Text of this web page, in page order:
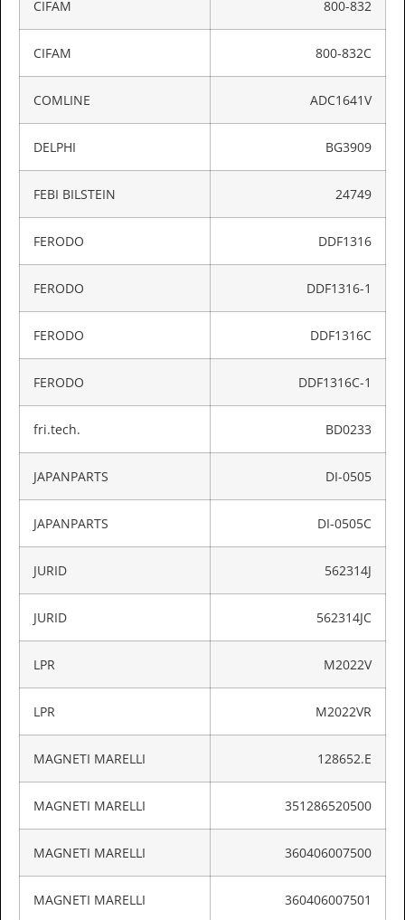
CIFAM 800-832
CIFAM 800-832C
COMLINE ADC1641V
DELPHI BG3909
FEBI BILSTEIN 24749
FERODO DDF1316
FERODO DDF1316-1
FERODO DDF1316C
FERODO DDF1316C-1
fri.tech. BD0233
JAPANPARTS DI-0505
JAPANPARTS DI-0505C
JURID 562314J
JURID 562314JC
LPR M2022V
LPR M2022VR
MAGNETI MARELLI 128652.E
MAGNETI MARELLI 351286520500
MAGNETI MARELLI 360406007500
MAGNETI MARELLI 360406007501